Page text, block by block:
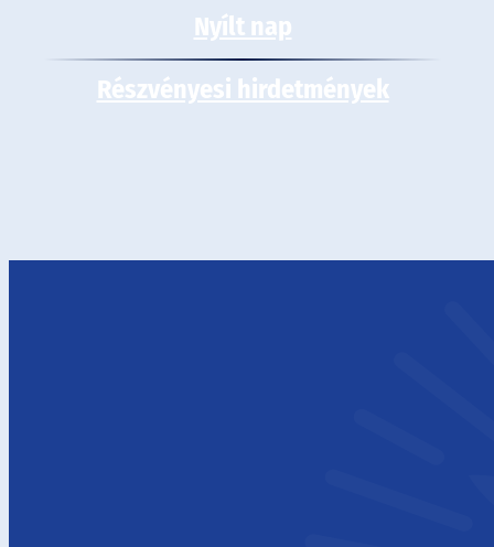
Nyílt nap
Részvényesi hirdetmények